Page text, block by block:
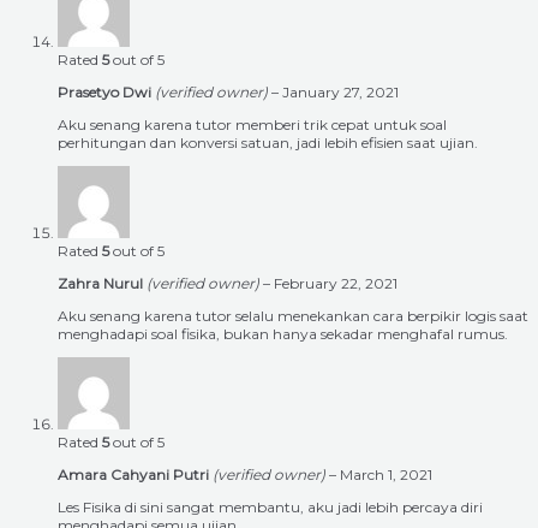
Rated 5out of 5
Prasetyo Dwi (verified owner) – January 27, 2021
Aku senang karena tutor memberi trik cepat untuk soal
perhitungan dan konversi satuan, jadi lebih efisien saat ujian.
Rated 5out of 5
Zahra Nurul (verified owner) – February 22, 2021
Aku senang karena tutor selalu menekankan cara berpikir logis saat
menghadapi soal fisika, bukan hanya sekadar menghafal rumus.
Rated 5out of 5
Amara Cahyani Putri (verified owner) – March 1, 2021
Les Fisika di sini sangat membantu, aku jadi lebih percaya diri